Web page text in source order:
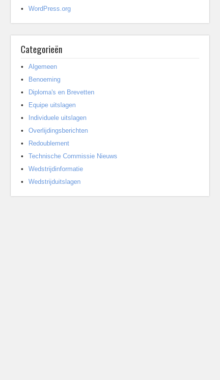
WordPress.org
Categorieën
Algemeen
Benoeming
Diploma's en Brevetten
Equipe uitslagen
Individuele uitslagen
Overlijdingsberichten
Redoublement
Technische Commissie Nieuws
Wedstrijdinformatie
Wedstrijduitslagen